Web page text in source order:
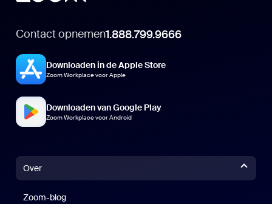
Contact opnemen1.888.799.9666
Downloaden in de Apple Store
Zoom Workplace voor Apple
Downloaden van Google Play
Zoom Workplace voor Android
Over
Zoom-blog